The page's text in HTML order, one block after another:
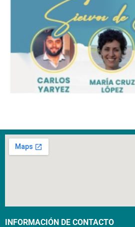
INFORMACIÓN DE CONTACTO